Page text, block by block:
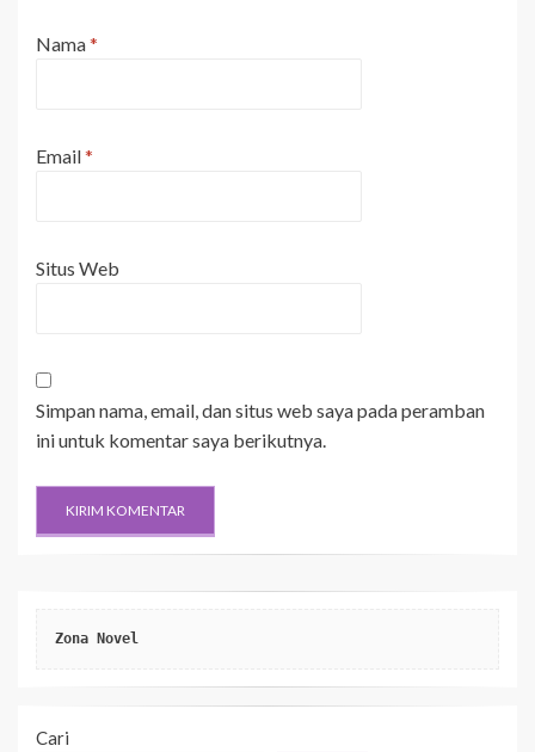
Nama*
Email*
Situs Web
Simpan nama, email, dan situs web saya pada peramban
ini untuk komentar saya berikutnya.
Zona Novel
Cari